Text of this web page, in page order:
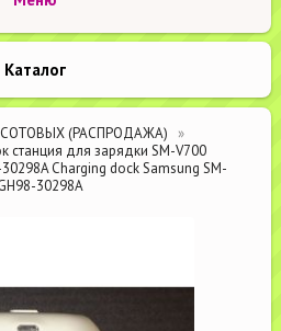
Каталог
(РАСПРОДАЖА)
станция для зарядки SM-V700
Charging dock Samsung SM-
30298A